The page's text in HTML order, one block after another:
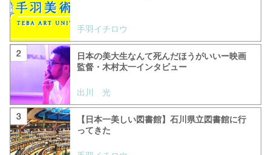
手羽イチロウ
日本の美大生なんて死んだほうがいいー映画
監督・木村太一インタビュー
出川 光
【日本一美しい図書館】石川県立図書館に行
ってきた